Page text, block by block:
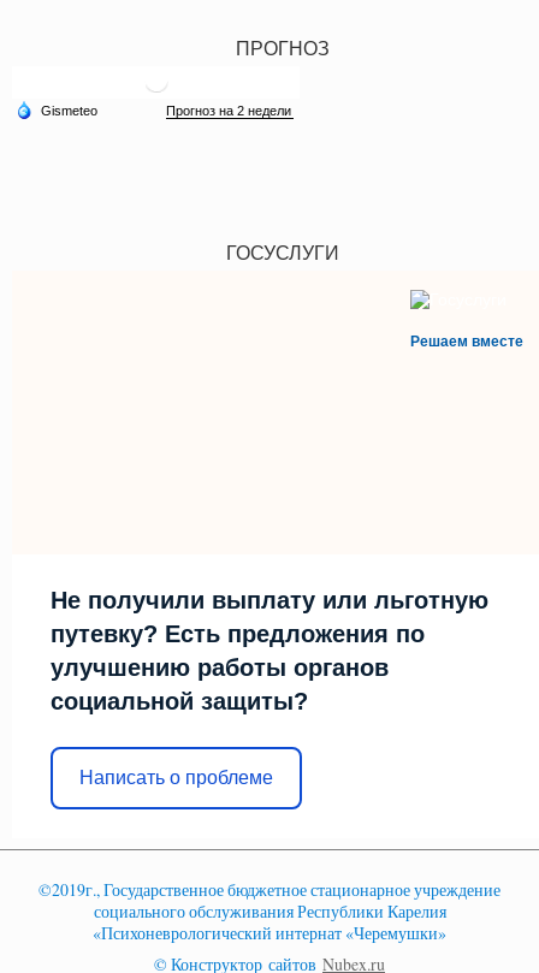
ПРОГНОЗ
ГОСУСЛУГИ
Решаем вместе
Не получили выплату или льготную
путевку? Есть предложения по
улучшению работы органов
социальной защиты?
Написать о проблеме
©2019г., Государственное бюджетное стационарное учреждение
социального обслуживания Республики Карелия
«Психоневрологический интернат «Черемушки»
© Конструктор сайтов Nubex.ru